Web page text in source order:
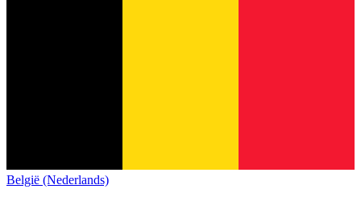
België (Nederlands)